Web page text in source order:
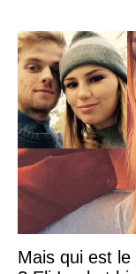
Mais qui est